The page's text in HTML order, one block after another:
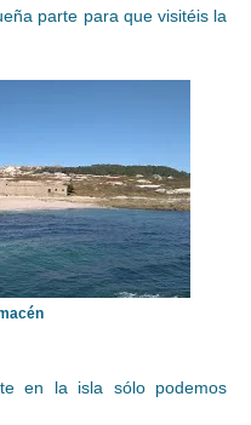
parte para que visitéis la
en la isla sólo podemos